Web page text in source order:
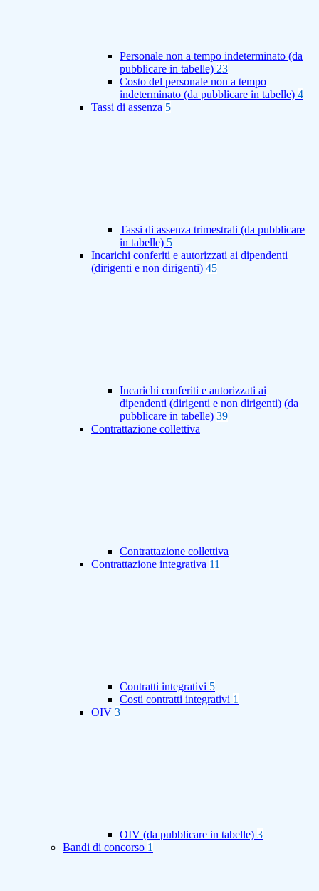
Personale non a tempo indeterminato (da
pubblicare in tabelle) 23
Costo del personale non a tempo
indeterminato (da pubblicare in tabelle) 4
Tassi di assenza 5
Tassi di assenza trimestrali (da pubblicare
in tabelle) 5
Incarichi conferiti e autorizzati ai dipendenti
(dirigenti e non dirigenti) 45
Incarichi conferiti e autorizzati ai
dipendenti (dirigenti e non dirigenti) (da
pubblicare in tabelle) 39
Contrattazione collettiva
Contrattazione collettiva
Contrattazione integrativa 11
Contratti integrativi 5
Costi contratti integrativi 1
OIV 3
OIV (da pubblicare in tabelle) 3
Bandi di concorso 1